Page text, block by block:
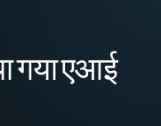
गया एआई